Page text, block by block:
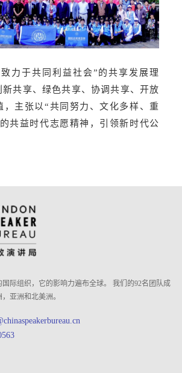
力于共同利益社会”的共享发展理
共享、绿色共享、协调共享、开放
，主张以“共同努力、文化多样、重
共益时代志愿精神，引领新时代公
际组织，它的影响力遍布全球。 我们的92名团队成
亚洲和北美洲。